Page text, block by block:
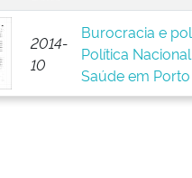
2014-
10
Burocracia e
Política
Saúde em